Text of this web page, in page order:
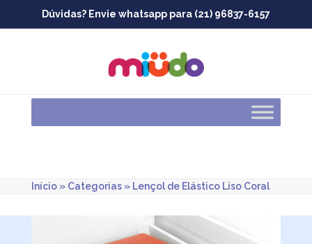
Dúvidas? Envie whatsapp para (21) 96837-6157
Início» Categorias» Lençol de Elástico Liso Coral